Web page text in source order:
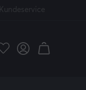
Kundeservice